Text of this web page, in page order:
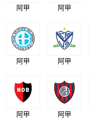
阿甲 阿甲
阿甲 阿甲
阿甲 阿甲